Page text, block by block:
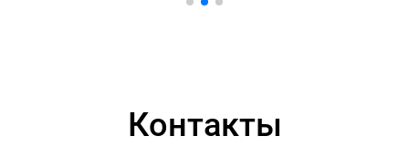
Контакты